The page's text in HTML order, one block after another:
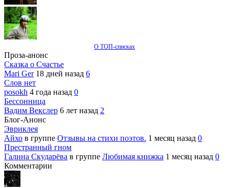
О ТОП-списках
Проза-анонс
Сказка о Счастье
Mari Ger 18 дней назад 6
Слов нет
posokh 4 года назад 0
Бессонница
Вадим Векслер 6 лет назад 2
Блог-Анонс
Эвриклея
Айхо в группе Отзывы на стихи поэтов. 1 месяц назад 0
Престранный гном
Галина Скударёва в группе Любимая книжка 1 месяц назад 0
Комментарии